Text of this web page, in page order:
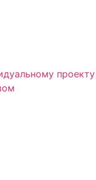
проекту